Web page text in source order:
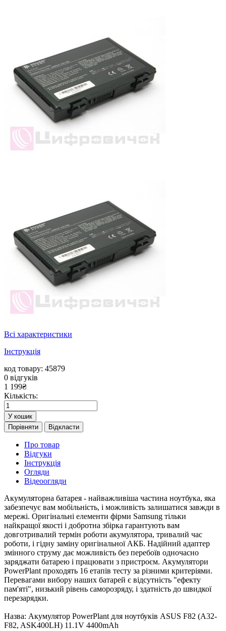
Всі характеристики
Інструкція
код товару: 45879
0 відгуків
1 199₴
Кількість:
У кошик
Порівняти
Відкласти
Про товар
Відгуки
Інструкція
Огляди
Відеоогляди
Акумуляторна батарея - найважливіша частина ноутбука, яка
забезпечує вам мобільність, і можливість залишатися завжди в
мережі. Оригінальні елементи фірми Samsung тільки
найкращої якості і добротна збірка гарантують вам
довготривалий термін роботи акумулятора, тривалий час
роботи, і гідну заміну оригінальної АКБ. Надійний адаптер
змінного струму дає можливість без перебоїв одночасно
заряджати батарею і працювати з пристроєм. Акумулятори
PowerPlant проходять 16 етапів тесту за різними критеріями.
Перевагами вибору наших батарей є відсутність "ефекту
пам'яті", низький рівень саморозряду, і здатність до швидкої
перезарядки.
Назва: Акумулятор PowerPlant для ноутбуків ASUS F82 (A32-
F82, ASK400LH) 11.1V 4400mAh